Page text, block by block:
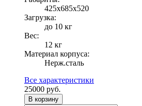
425х685х520
Загрузка:
до 10 кг
Вес:
12 кг
Материал корпуса:
Нерж.сталь
Все характеристики
25000 руб.
В корзину